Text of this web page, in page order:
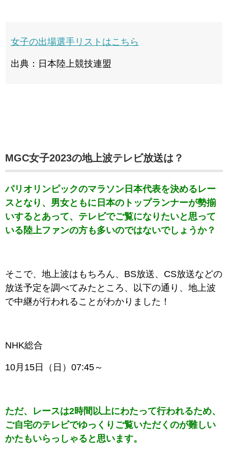
女子の出場選手リストはこちら
出典：日本陸上競技連盟
MGC女子2023の地上波テレビ放送は？
パリオリンピックのマラソン日本代表を決めるレー
スとなり、男女ともに日本のトップランナーが勢揃
いするとあって、テレビでご覧になりたいと思って
いる陸上ファンの方も多いのではないでしょうか？
そこで、地上波はもちろん、BS放送、CS放送などの
放送予定を調べてみたところ、以下の通り、地上波
で中継が行われることがわかりました！
NHK総合
10月15日（日 ）07:45～
ただ、レースは2時間以上にわたって行われるため、
ご自宅のテレビでゆっくりご覧いただくのが難しい
かたもいらっしゃると思います。